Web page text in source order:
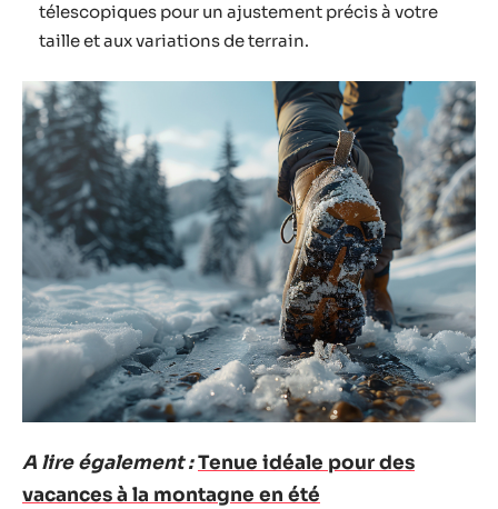
télescopiques pour un ajustement précis à votre
taille et aux variations de terrain.
A lire également :Tenue idéale pour des
vacances à la montagne en été